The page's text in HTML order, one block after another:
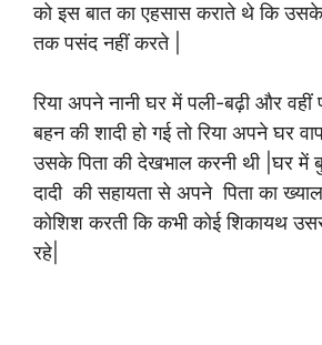
को इस बात का एहसास कराते थे कि
तक पसंद नहीं करते |
रिया अपने नानी घर में पली-बढ़ी और वहीं
बहन की शादी हो गई तो रिया अपने घर
उसके पिता की देखभाल करनी थी |घर में
दादी की सहायता से अपने पिता का
कोशिश करती कि कभी कोई शिकायथ
रहे|